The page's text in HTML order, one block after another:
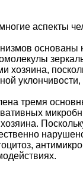
аспекты
тремя